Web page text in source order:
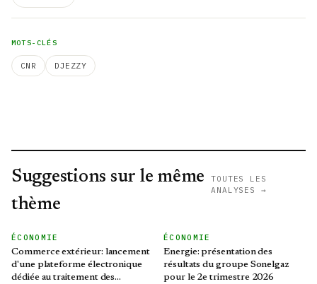
MOTS-CLÉS
CNR DJEZZY
Suggestions sur le même
thème
TOUTES LES
ANALYSES →
ÉCONOMIE
Commerce extérieur: lancement
d'une plateforme électronique
dédiée au traitement des
ÉCONOMIE
Energie: présentation des
résultats du groupe Sonelgaz
pour le 2e trimestre 2026